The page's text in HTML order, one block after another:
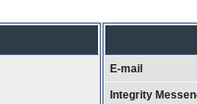
E-mail
Integrity